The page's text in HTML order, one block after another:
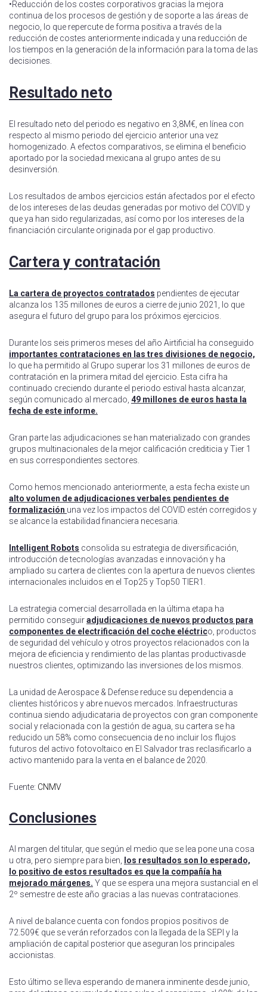
•Reducción de los costes corporativos gracias la mejora
continua de los procesos de gestión y de soporte a las áreas de
negocio, lo que repercute de forma positiva a través de la
reducción de costes anteriormente indicada y una reducción de
los tiempos en la generación de la información para la toma de las
decisiones.
Resultado neto
El resultado neto del periodo es negativo en 3,8M€, en línea con
respecto al mismo periodo del ejercicio anterior una vez
homogenizado. A efectos comparativos, se elimina el beneficio
aportado por la sociedad mexicana al grupo antes de su
desinversión.
Los resultados de ambos ejercicios están afectados por el efecto
de los intereses de las deudas generadas por motivo del COVID y
que ya han sido regularizadas, así como por los intereses de la
financiación circulante originada por el gap productivo.
Cartera y contratación
La cartera de proyectos contratados pendientes de ejecutar
alcanza los 135 millones de euros a cierre de junio 2021, lo que
asegura el futuro del grupo para los próximos ejercicios.
Durante los seis primeros meses del año Airtificial ha conseguido
importantes contrataciones en las tres divisiones de negocio,
lo que ha permitido al Grupo superar los 31 millones de euros de
contratación en la primera mitad del ejercicio. Esta cifra ha
continuado creciendo durante el periodo estival hasta alcanzar,
según comunicado al mercado, 49 millones de euros hasta la
fecha de este informe.
Gran parte las adjudicaciones se han materializado con grandes
grupos multinacionales de la mejor calificación crediticia y Tier 1
en sus correspondientes sectores.
Como hemos mencionado anteriormente, a esta fecha existe un
alto volumen de adjudicaciones verbales pendientes de
formalización una vez los impactos del COVID estén corregidos y
se alcance la estabilidad financiera necesaria.
Intelligent Robots consolida su estrategia de diversificación,
introducción de tecnologías avanzadas e innovación y ha
ampliado su cartera de clientes con la apertura de nuevos clientes
internacionales incluidos en el Top25 y Top50 TIER1.
La estrategia comercial desarrollada en la última etapa ha
permitido conseguiradjudicaciones de nuevos productos para
componentes de electrificación del coche eléctrico, productos
de seguridad del vehículo y otros proyectos relacionados con la
mejora de eficiencia y rendimiento de las plantas productivasde
nuestros clientes, optimizando las inversiones de los mismos.
La unidad de Aerospace & Defense reduce su dependencia a
clientes históricos y abre nuevos mercados. Infraestructuras
continua siendo adjudicataria de proyectos con gran componente
social y relacionada con la gestión de agua, su cartera se ha
reducido un 58% como consecuencia de no incluir los flujos
futuros del activo fotovoltaico en El Salvador tras reclasificarlo a
activo mantenido para la venta en el balance de 2020.
Fuente: CNMV
Conclusiones
Al margen del titular, que según el medio que se lea pone una cosa
u otra, pero siempre para bien,
los resultados son lo esperado,
lo positivo de estos resultados es que la compañía ha
mejorado márgenes. Y que se espera una mejora sustancial en el
2º semestre de este año gracias a las nuevas contrataciones.
A nivel de balance cuenta con fondos propios positivos de
72.509€ que se verán reforzados con la llegada de la SEPI y la
ampliación de capital posterior que aseguran los principales
accionistas.
Esto último se lleva esperando de manera inminente desde junio,